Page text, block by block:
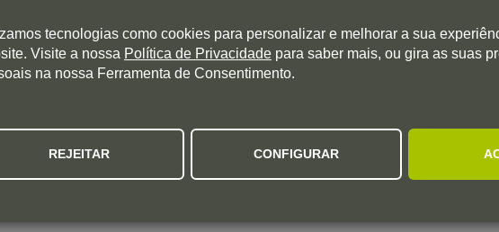
tipo argilo-
Estágio de 9 meses em barricas de carvalho francês
(30% novas e 70% de utilização única).
tecnologias como cookies para personalizar e melhorar a sua
Visite a nossa Política de Privacidade para saber mais, ou gira as suas
na nossa Ferramenta de Consentimento.
REJEITAR CONFIGURAR